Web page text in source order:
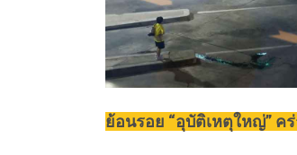
ย้อนรอย “อุบัติเหตุใหญ่” ค